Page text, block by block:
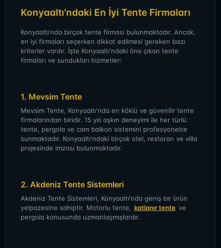
Konyaaltı'ndaki En İyi Tente Firmaları
Konyaaltı'nda birçok tente firması bulunmaktadır. Ancak,
en iyi firmaları seçerken dikkat edilmesi gereken bazı
kriterler vardır. İşte Konyaaltı'ndaki öne çıkan tente
firmaları ve sundukları hizmetler:
1. Mevsim Tente
Mevsim Tente, Konyaaltı'nda en köklü ve güvenilir tente
firmalarından biridir. 15 yılı aşkın deneyimi ile her türlü
tente, pergola ve cam balkon sistemini profesyonelce
sunmaktadır. Konyaaltı'ndaki birçok otel, restoran ve villa
projesinde imzası bulunmaktadır.
2. Akdeniz Tente Sistemleri
Akdeniz Tente Sistemleri, Konyaaltı'nda geniş bir ürün
yelpazesine sahiptir. Motorlu tente,
katlanır tente ve
pergola konusunda uzmanlaşmışlardır.